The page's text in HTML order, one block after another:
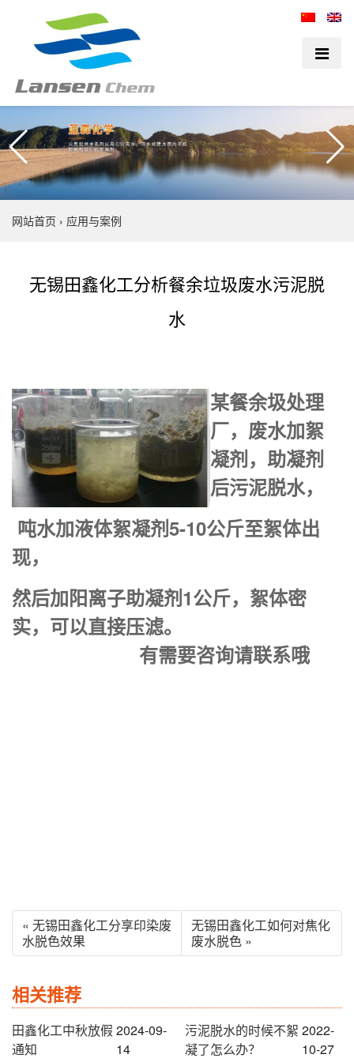
网站首页 › 应用与案例
无锡田鑫化工分析餐余垃圾废水污泥脱
水
某餐余圾处理
厂，废水加絮
凝剂，助凝剂
后污泥脱水，
吨水加液体絮凝剂5-10公斤至絮体出
现，
然后加阳离子助凝剂1公斤，絮体密
实，可以直接压滤。
有需要咨询请联系哦
« 无锡田鑫化工分享印染废
水脱色效果
无锡田鑫化工如何对焦化
废水脱色 »
相关推荐
田鑫化工中秋放假
通知
2024-09-
14
污泥脱水的时候不絮
凝了怎么办？
2022-
10-27